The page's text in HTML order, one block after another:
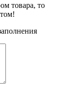
товара, то